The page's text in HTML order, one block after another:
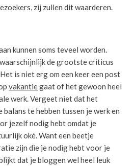
zij zullen dit waarderen.
kunnen soms teveel worden.
de grootste criticus
is niet erg om een keer een post
vakantiegaat of het gewoon heel
werk. Vergeet niet dat het
te hebben tussen je werk en
jezelf nodig hebt omdat je
oké. Want een beetje
zijn die je nodig hebt voor je
dat je bloggen wel heel leuk